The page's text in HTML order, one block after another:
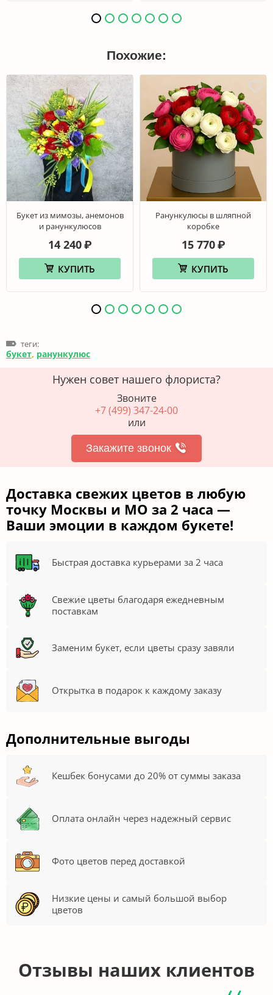
Похожие:
Букет из мимозы, анемонов
и ранункулюсов
14 240 ₽
КУПИТЬ
Ранункулюсы в шляпной
коробке
15 770 ₽
КУПИТЬ
теги:
букет, ранункулюс
Нужен совет нашего флориста?
Звоните
+7 (499) 347-24-00
или
Закажите звонок
Доставка свежих цветов в любую
точку Москвы и МО за 2 часа —
Ваши эмоции в каждом букете!
Быстрая доставка курьерами за 2 часа
Свежие цветы благодаря ежедневным
поставкам
Заменим букет, если цветы сразу завяли
Открытка в подарок к каждому заказу
Дополнительные выгоды
Кешбек бонусами до 20% от суммы заказа
Оплата онлайн через надежный сервис
Фото цветов перед доставкой
Низкие цены и самый большой выбор
цветов
Отзывы наших клиентов